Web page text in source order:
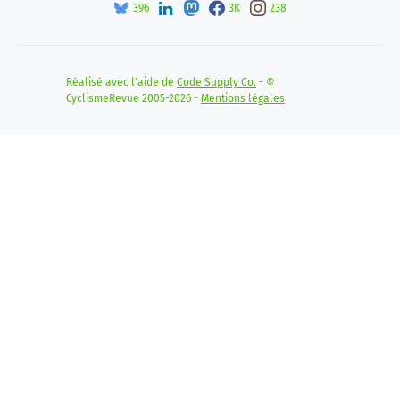
396 3K 238
Réalisé avec l'aide de Code Supply Co. - ©
CyclismeRevue 2005-2026 - Mentions légales